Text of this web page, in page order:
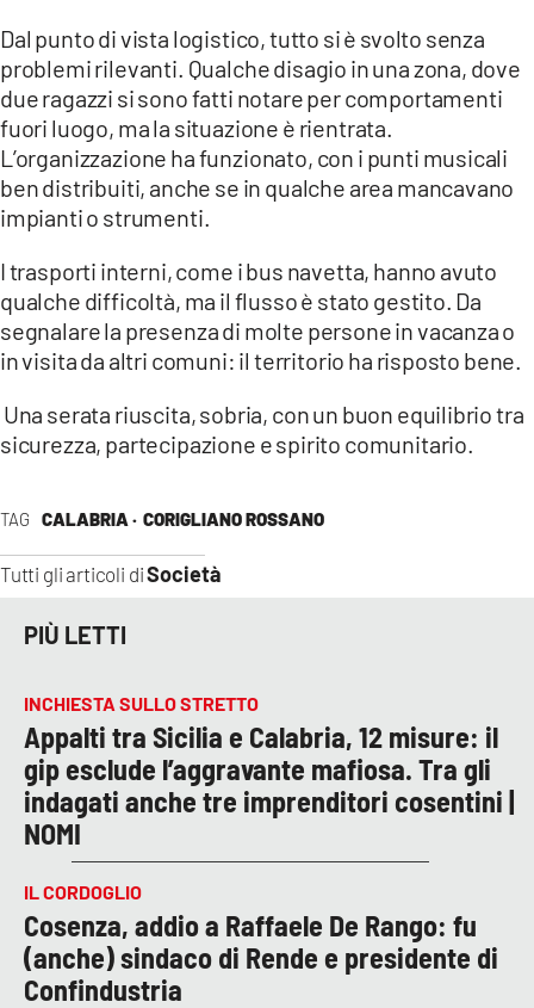
TAG CALABRIA · CORIGLIANO ROSSANO
Tutti gli articoli diSocietà
Dal punto di vista logistico, tutto si è svolto senza
problemi rilevanti. Qualche disagio in una zona, dove
due ragazzi si sono fatti notare per comportamenti
fuori luogo, ma la situazione è rientrata.
L’organizzazione ha funzionato, con i punti musicali
ben distribuiti, anche se in qualche area mancavano
impianti o strumenti.
I trasporti interni, come i bus navetta, hanno avuto
qualche difficoltà, ma il flusso è stato gestito. Da
segnalare la presenza di molte persone in vacanza o
in visita da altri comuni: il territorio ha risposto bene.
Una serata riuscita, sobria, con un buon equilibrio tra
sicurezza, partecipazione e spirito comunitario.
PIÙ LETTI
INCHIESTA SULLO STRETTO
Appalti tra Sicilia e Calabria, 12 misure: il
gip esclude l’aggravante mafiosa. Tra gli
indagati anche tre imprenditori cosentini |
NOMI
IL CORDOGLIO
Cosenza, addio a Raffaele De Rango: fu
(anche) sindaco di Rende e presidente di
Confindustria